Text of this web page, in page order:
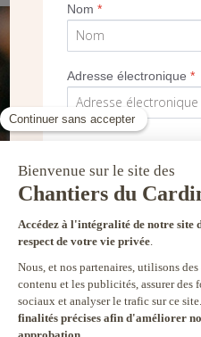
SEUL VOTRE DON
NOUS PERMET
Nom*
Adresse électronique*
Je souhaite
Chantiers du
communications
Je m’inscris !